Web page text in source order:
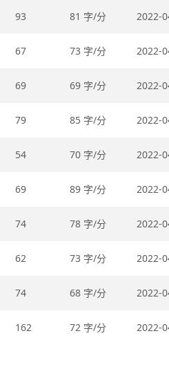
93 81 字/分 2022-
67 73 字/分 2022-
69 69 字/分 2022-
79 85 字/分 2022-
54 70 字/分 2022-
69 89 字/分 2022-
74 78 字/分 2022-
62 73 字/分 2022-
74 68 字/分 2022-
162 72 字/分 2022-